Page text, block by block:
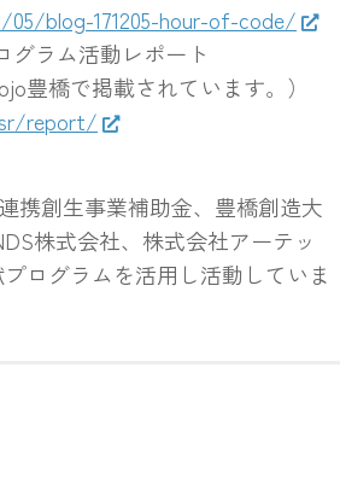
blog-171205-hour-of-code/
グラム活動レポート
豊橋で掲載されています。）
report/
携創生事業補助金、豊橋創造大
株式会社、株式会社アーテッ
ログラムを活用し活動していま